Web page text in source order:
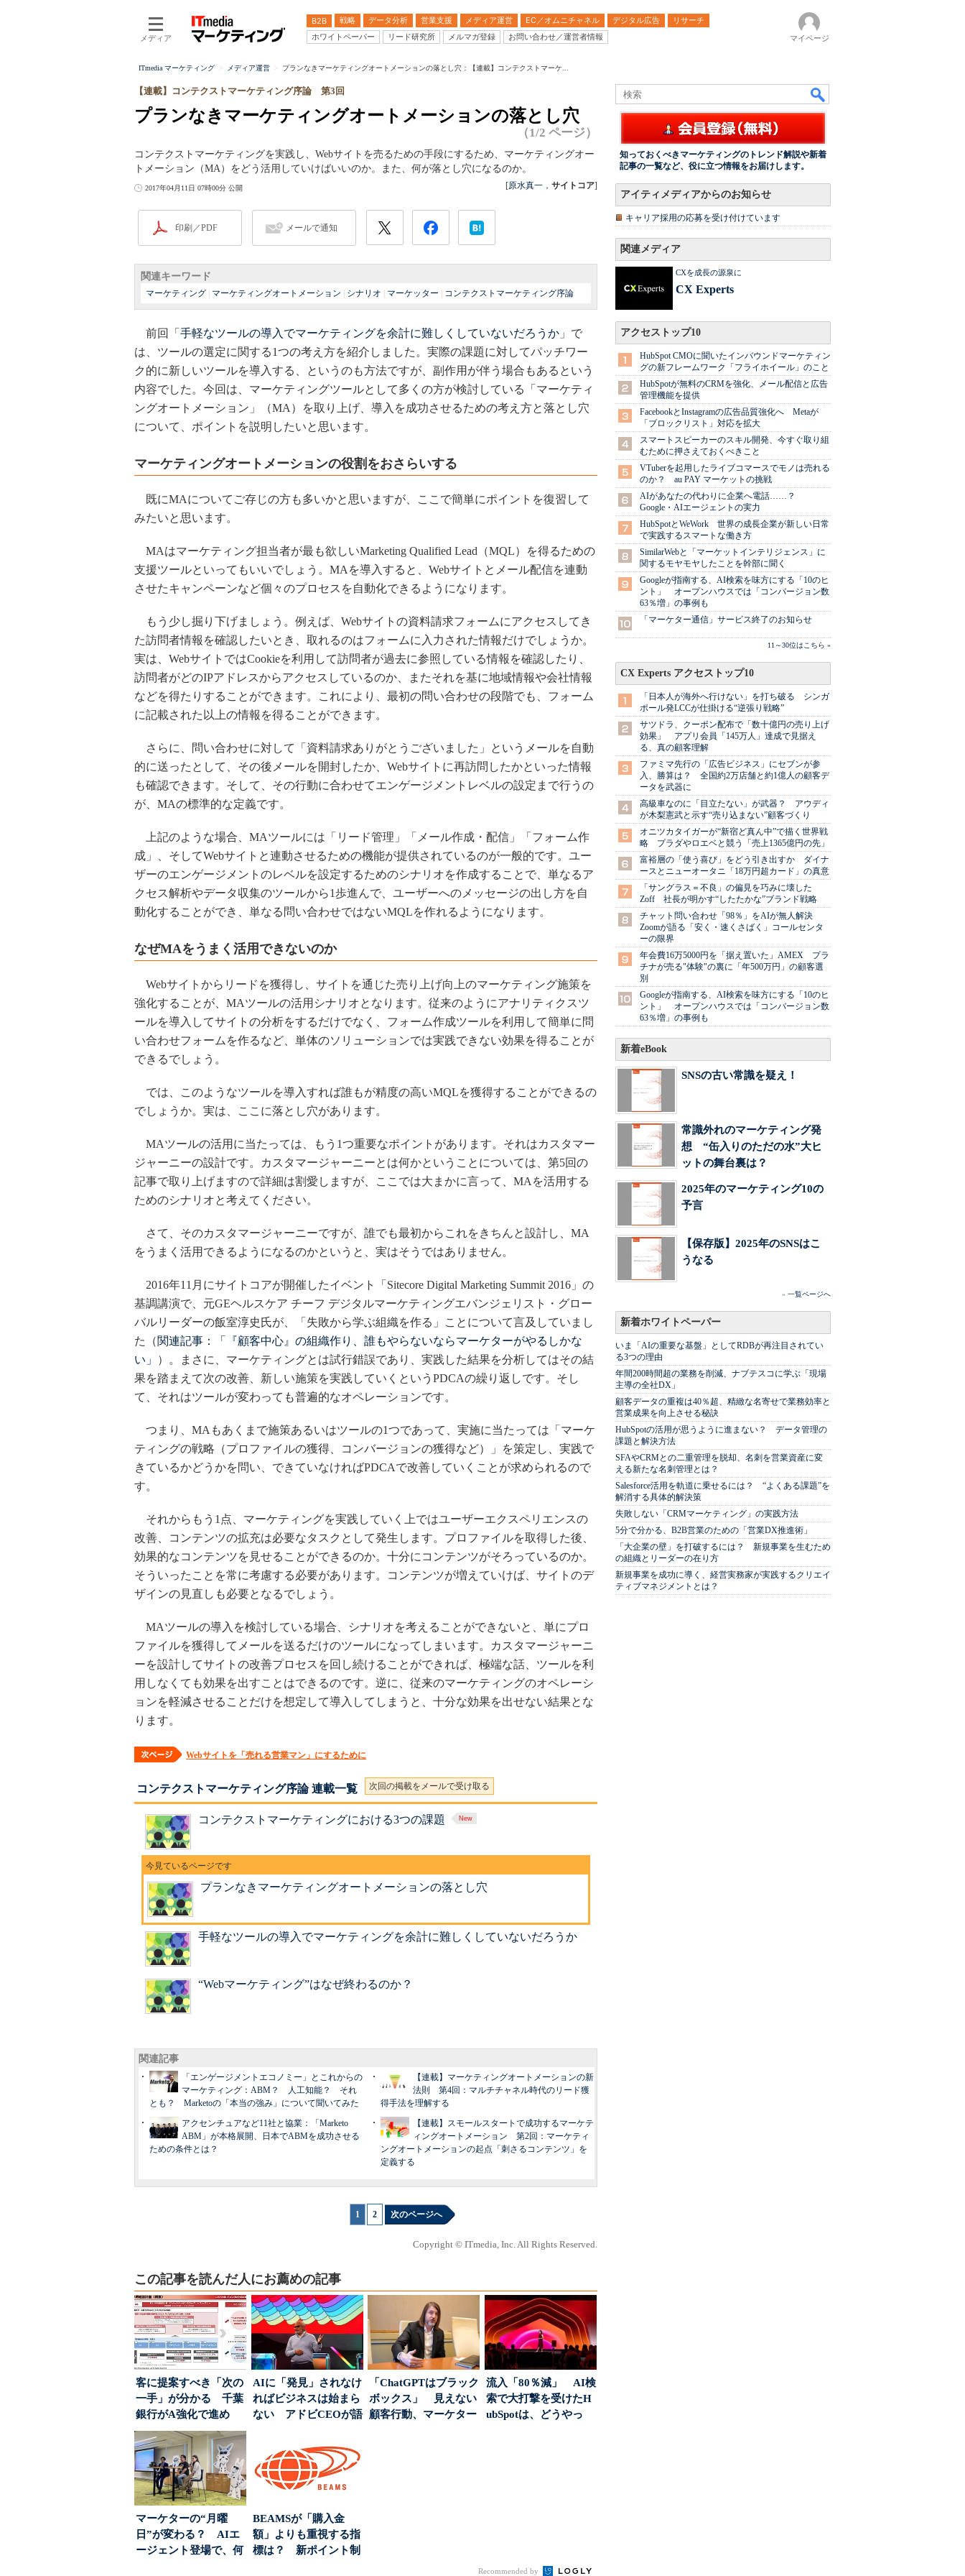
メディア
B2B 戦略 データ分析 営業支援 メディア運営 EC／オムニチャネル デジタル広告
リサーチ
ホワイトペーパー
リード研究所 メルマガ登録 お問い合わせ／運営者情報 マイページ
ITmedia マーケティング メディア運営 プランなきマーケティングオートメーションの落とし穴：【連載】コンテクストマーケ...
プランなきマーケティングオートメーションの落とし穴
【連載】コンテクストマーケティング序論 第3回
（1/2 ページ）
コンテクストマーケティングを実践し、Webサイトを売るための手段にするため、マーケティングオー
トメーション（MA）をどう活用していけばいいのか。また、何が落とし穴になるのか。
2017年04月11日 07時00分 公開 [原水真一 ， サイトコア]
印刷／PDF メールで通知
関連キーワード
マーケティング マーケティングオートメーション シナリオ マーケッター コンテクストマーケティング序論
前回「 手軽なツールの導入でマーケティングを余計に難しくしていないだろうか 」で
は、ツールの選定に関する1つの考え方を紹介しました。実際の課題に対してパッチワー
ク的に新しいツールを導入する、というのも方法ですが、副作用が伴う場合もあるという
内容でした。今回は、マーケティングツールとして多くの方が検討している「マーケティ
ングオートメーション」（MA）を取り上げ、導入を成功させるための考え方と落とし穴
について、ポイントを説明したいと思います。
マーケティングオートメーションの役割をおさらいする
既にMAについてご存じの方も多いかと思いますが、ここで簡単にポイントを復習して
みたいと思います。
MAはマーケティング担当者が最も欲しいMarketing Qualified Lead（MQL）を得るための
支援ツールといってもいいでしょう。MAを導入すると、Webサイトとメール配信を連動
させたキャンペーンなど個々のプロセスを自動化できるようになります。
もう少し掘り下げましょう。例えば、Webサイトの資料請求フォームにアクセスしてき
た訪問者情報を確認したいとき、取れるのはフォームに入力された情報だけでしょうか。
実は、WebサイトではCookieを利用して訪問者が過去に参照している情報を確認したり、
訪問者がどのIPアドレスからアクセスしているのか、またそれを基に地域情報や会社情報
などを得たりすることができます。これにより、最初の問い合わせの段階でも、フォーム
に記載された以上の情報を得ることができます。
さらに、問い合わせに対して「資料請求ありがとうございました」というメールを自動
的に送ったとして、その後メールを開封したか、Webサイトに再訪問したかといった情報
も確認できます。そして、その行動に合わせてエンゲージメントレベルの設定まで行うの
が、MAの標準的な定義です。
上記のような場合、MAツールには「リード管理」「メール作成・配信」「フォーム作
成」、そしてWebサイトと連動させるための機能が提供されているのが一般的です。ユー
ザーのエンゲージメントのレベルを設定するためのシナリオを作成することで、単なるア
クセス解析やデータ収集のツールから1歩進んで、ユーザーへのメッセージの出し方を自
動化することができ、単なる問い合わせではないMQLを作れるようになります。
なぜMAをうまく活用できないのか
Webサイトからリードを獲得し、サイトを通じた売り上げ向上のマーケティング施策を
強化することが、MAツールの活用シナリオとなります。従来のようにアナリティクスツ
ールを導入してサイトの分析をするだけでなく、フォーム作成ツールを利用して簡単に問
い合わせフォームを作るなど、単体のソリューションでは実践できない効果を得ることが
できるでしょう。
では、このようなツールを導入すれば誰もが精度の高いMQLを獲得することができるの
でしょうか。実は、ここに落とし穴があります。
MAツールの活用に当たっては、もう1つ重要なポイントがあります。それはカスタマー
ジャーニーの設計です。カスタマージャーニーとは何かということについては、第5回の
記事で取り上げますので詳細は割愛しますが、ここでは大まかに言って、MAを活用する
ためのシナリオと考えてください。
さて、そのカスタマージャーニーですが、誰でも最初からこれをきちんと設計し、MA
をうまく活用できるようになるのかというと、実はそうではありません。
2016年11月にサイトコアが開催したイベント「Sitecore Digital Marketing Summit 2016」の
基調講演で、元GEヘルスケア チーフ デジタルマーケティングエバンジェリスト・グロー
バルリーダーの飯室淳史氏が、「失敗から学ぶ組織を作る」ことについて言及していまし
た（関連記事：「『顧客中心』の組織作り、誰もやらないならマーケターがやるしかな
い」
）。まさに、マーケティングとは試行錯誤であり、実践した結果を分析してはその結
果を踏まえて次の改善、新しい施策を実践していくというPDCAの繰り返しです。そし
て、それはツールが変わっても普遍的なオペレーションです。
つまり、MAもあくまで施策あるいはツールの1つであって、実施に当たっては「マーケ
ティングの戦略（プロファイルの獲得、コンバージョンの獲得など）」を策定し、実践で
きているかどうかを問い、できていなければPDCAで改善していくことが求められるので
す。
それからもう1点、マーケティングを実践していく上ではユーザーエクスペリエンスの
改善、コンテンツの拡充は必要なタスクとして発生します。プロファイルを取得した後、
効果的なコンテンツを見せることができるのか。十分にコンテンツがそろっているのか。
そういったことを常に考慮する必要があります。コンテンツが増えていけば、サイトのデ
ザインの見直しも必要となるでしょう。
MAツールの導入を検討している場合、シナリオを考えることができないと、単にプロ
ファイルを獲得してメールを送るだけのツールになってしまいます。カスタマージャーニ
ーを設計してサイトの改善プロセスを回し続けることができれば、極端な話、ツールを利
用しなくても効果を出すことはできるのです。逆に、従来のマーケティングのオペレーシ
ョンを軽減させることだけを想定して導入してしまうと、十分な効果を出せない結果とな
ります。
Webサイトを「売れる営業マン」にするために
コンテクストマーケティング序論 連載一覧 次回の掲載をメールで受け取る
コンテクストマーケティングにおける3つの課題
プランなきマーケティングオートメーションの落とし穴
手軽なツールの導入でマーケティングを余計に難しくしていないだろうか
“Webマーケティング”はなぜ終わるのか？
関連記事
「エンゲージメントエコノミー」とこれからの
マーケティング：ABM？ 人工知能？ それ
とも？ Marketoの「本当の強み」について聞いてみた
【連載】マーケティングオートメーションの新
法則 第4回：マルチチャネル時代のリード獲
得手法を理解する
アクセンチュアなど11社と協業：「Marketo
ABM」が本格展開、日本でABMを成功させる
ための条件とは？
【連載】スモールスタートで成功するマーケテ
ィングオートメーション 第2回：マーケティ
ングオートメーションの起点「刺さるコンテンツ」を
定義する
1 2 次のページへ
Copyright © ITmedia, Inc. All Rights Reserved.
この記事を読んだ人にお薦めの記事
客に提案すべき「次の
一手」が分かる 千葉
銀行がA強化で進め
る“One to On...
AIに「発見」されなけ
ればビジネスは始まら
ない アドビCEOが語
「ChatGPTはブラック
ボックス」 見えない
顧客行動、マーケター
流入「80％減」 AI検
索で大打撃を受けたH
ubSpotは、どうやっ
マーケターの“月曜
日”が変わる？ AIエ
ージェント登場で、何
BEAMSが「購入金
額」よりも重視する指
標は？ 新ポイント制
Recommended by
知っておくべきマーケティングのトレンド解説や新着
記事の一覧など、役に立つ情報をお届けします。
アイティメディアからのお知らせ
キャリア採用の応募を受け付けています
関連メディア
CXを成長の源泉に
CX Experts
アクセストップ10
HubSpot CMOに聞いたインバウンドマーケティン
グの新フレームワーク「フライホイール」のこと
HubSpotが無料のCRMを強化、メール配信と広告
管理機能を提供
FacebookとInstagramの広告品質強化へ Metaが
「ブロックリスト」対応を拡大
スマートスピーカーのスキル開発、今すぐ取り組
むために押さえておくべきこと
VTuberを起用したライブコマースでモノは売れる
のか？ au PAY マーケットの挑戦
AIがあなたの代わりに企業へ電話……？
Google・AIエージェントの実力
HubSpotとWeWork 世界の成長企業が新しい日常
で実践するスマートな働き方
SimilarWebと「マーケットインテリジェンス」に
関するモヤモヤしたことを幹部に聞く
Googleが指南する、AI検索を味方にする「10のヒ
ント」 オープンハウスでは「コンバージョン数
63％増」の事例も
「マーケター通信」サービス終了のお知らせ
11～30位はこちら »
CX Experts アクセストップ10
「日本人が海外へ行けない」を打ち破る シンガ
ポール発LCCが仕掛ける“逆張り戦略”
サツドラ、クーポン配布で「数十億円の売り上げ
効果」 アプリ会員「145万人」達成で見据え
る、真の顧客理解
ファミマ先行の「広告ビジネス」にセブンが参
入、勝算は？ 全国約2万店舗と約1億人の顧客デ
ータを武器に
高級車なのに「目立たない」が武器？ アウディ
が木梨憲武と示す“売り込まない”顧客づくり
オニツカタイガーが“新宿ど真ん中”で描く世界戦
略 プラダやロエベと競う「売上1365億円の先」
富裕層の「使う喜び」をどう引き出すか ダイナ
ースとニューオータニ「18万円超カード」の真意
「サングラス＝不良」の偏見を巧みに壊した
Zoff 社長が明かす“したたかな”ブランド戦略
チャット問い合わせ「98％」をAIが無人解決
Zoomが語る「安く・速くさばく」コールセンタ
ーの限界
年会費16万5000円を「据え置いた」AMEX プラ
チナが売る"体験"の裏に「年500万円」の顧客選
別
Googleが指南する、AI検索を味方にする「10のヒ
ント」 オープンハウスでは「コンバージョン数
63％増」の事例も
新着eBook
SNSの古い常識を疑え！
常識外れのマーケティング発
想 “缶入りのただの水”大ヒ
ットの舞台裏は？
2025年のマーケティング10の
予言
【保存版】2025年のSNSはこ
うなる
» 一覧ページへ
新着ホワイトペーパー
いま「AIの重要な基盤」としてRDBが再注目されてい
る3つの理由
年間200時間超の業務を削減、ナブテスコに学ぶ「現場
主導の全社DX」
顧客データの重複は40％超、精緻な名寄せで業務効率と
営業成果を向上させる秘訣
HubSpotの活用が思うように進まない？ データ管理の
課題と解決方法
SFAやCRMとの二重管理を脱却、名刺を営業資産に変
える新たな名刺管理とは？
Salesforce活用を軌道に乗せるには？ “よくある課題”を
解消する具体的解決策
失敗しない「CRMマーケティング」の実践方法
5分で分かる、B2B営業のための「営業DX推進術」
「大企業の壁」を打破するには？ 新規事業を生むため
の組織とリーダーの在り方
新規事業を成功に導く、経営実務家が実践するクリエイ
ティブマネジメントとは？